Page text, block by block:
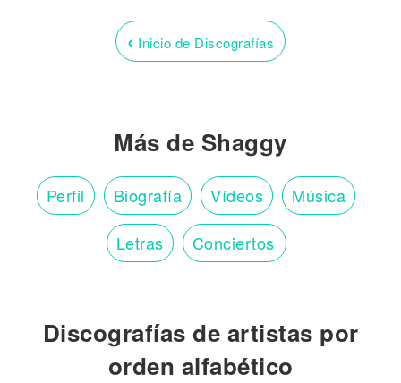
‹ Inicio de Discografías
Más de Shaggy
Perfil Biografía Vídeos Música
Letras Conciertos
Discografías de artistas por
orden alfabético